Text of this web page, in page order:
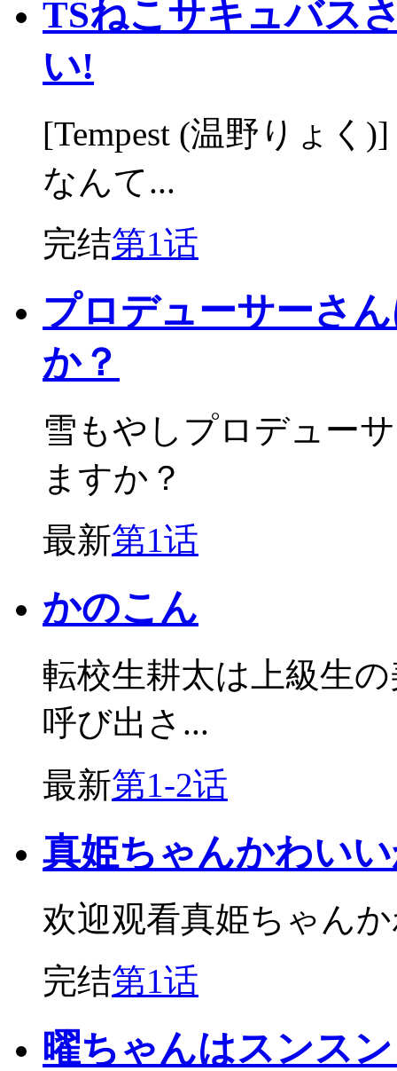
TSねこサキュバス
い!
[Tempest (温野りょく
なんて...
完结第1话
プロデューサーさ
か？
雪もやしプロデュー
ますか？
最新第1话
かのこん
転校生耕太は上級生
呼び出さ...
最新第1-2话
真姫ちゃんかわい
欢迎观看真姫ちゃん
完结第1话
曜ちゃんはスンス